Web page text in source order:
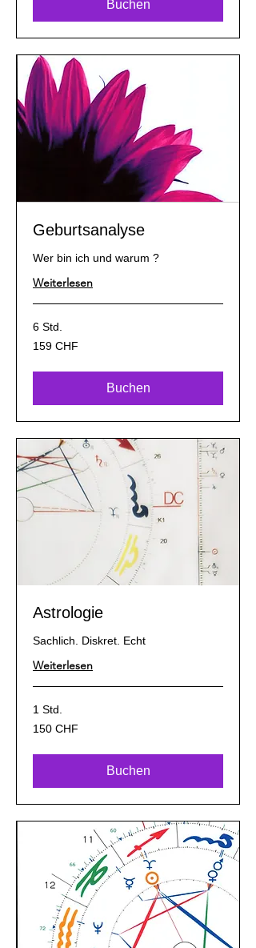
Buchen
Geburtsanalyse
Wer bin ich und warum ?
Weiterlesen
6 Std.
159
Schweizer
159 CHF
Buchen
Astrologie
Sachlich. Diskret. Echt
Weiterlesen
1 Std.
150
Schweizer
150 CHF
Buchen